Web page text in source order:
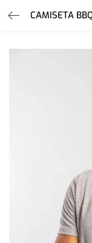
CAMISETA
LOGIN
Enter your
Lost password?